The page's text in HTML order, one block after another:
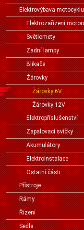
Elektrovýbava motocyklu
Elektrozařízení
Světlomety
Zadní lampy
Blikače
Žárovky
Žárovky 6V
Žárovky 12V
Elektropříslušenství
Zapalovací svíčky
Akumulátory
Elektroinstalace
Ostatní části
Přístroje
Rámy
Řízení
Sedla